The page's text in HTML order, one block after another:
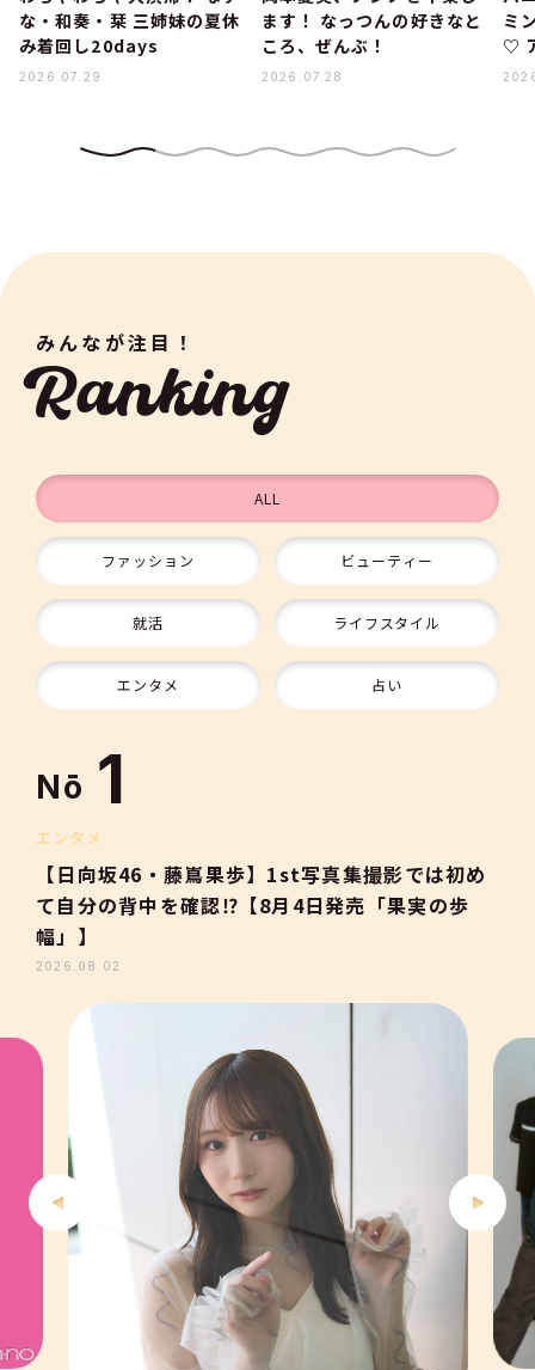
な・和奏・栞 三姉妹の夏休
み着回し20days
2026.07.29
ます！ なっつんの好きなと
ころ、ぜんぶ！
2026.07.28
ミ
♡
みんなが注目！
Ranking
ALL
ファッション ビューティー
就活 ライフスタイル
エンタメ 占い
Nō
9
10
1
2
3
4
5
7
エンタメ
【日向坂46・藤嶌果歩】1st写真集撮影では初め
て自分の背中を確認⁉【8月4日発売「果実の歩
幅」】
2026.08.02